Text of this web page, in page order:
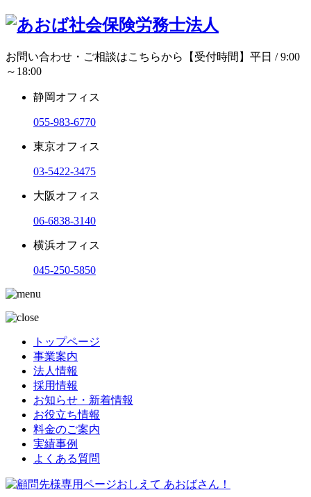
お問い合わせ・ご相談はこちらから
【受付時間】平日 / 9:00
～18:00
静岡オフィス
055-983-6770
東京オフィス
03-5422-3475
大阪オフィス
06-6838-3140
横浜オフィス
045-250-5850
トップページ
事業案内
法人情報
採用情報
お知らせ・新着情報
お役立ち情報
料金のご案内
実績事例
よくある質問